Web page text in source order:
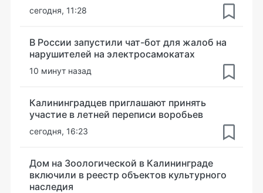
сегодня, 11:28
В России запустили чат-бот для жалоб на
нарушителей на электросамокатах
10 минут назад
Калининградцев приглашают принять
участие в летней переписи воробьев
сегодня, 16:23
Дом на Зоологической в Калининграде
включили в реестр объектов культурного
наследия